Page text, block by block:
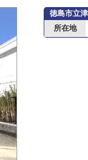
徳島市立
所在地